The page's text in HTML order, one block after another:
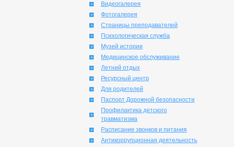
Видеогалерея
Фотогалерея
Страницы преподавателей
Психологическая служба
Музей истории
Медицинское обслуживание
Летний отдых
Ресурсный центр
Для родителей
Паспорт Дорожной безопасности
Профилактика детского
травматизма
Расписание звонков и питания
Антикоррупционная деятельность